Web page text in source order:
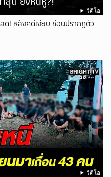
วิดีโอ
ด! หลังคดีเงียบ ก่อนปรากฎตัว
วิดีโอ